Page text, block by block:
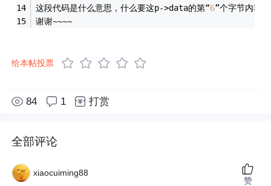
这段代码是什么意思，什么要这p->data的第“6”个字节内容
谢谢~~~~
给本帖投票
84 1 打赏
全部评论
xiaocuiming88
赞